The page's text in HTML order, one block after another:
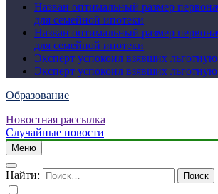
Назван оптимальный размер
для семейной ипотеки
Назван оптимальный размер
для семейной ипотеки
Эксперт успокоил взявших
Эксперт успокоил взявших
Образование
Новостная рассылка
Случайные новости
Меню
Найти: